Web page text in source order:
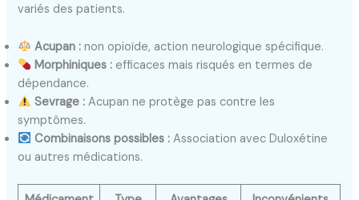
variés des patients.
Acupan : non opioïde, action neurologique spécifique.
Morphiniques : efficaces mais risqués en termes de
dépendance.
Sevrage : Acupan ne protège pas contre les
symptômes.
Combinaisons possibles : Association avec Duloxétine
ou autres médications.